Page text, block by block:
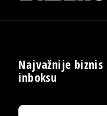
Najvažnije biznis
inboksu